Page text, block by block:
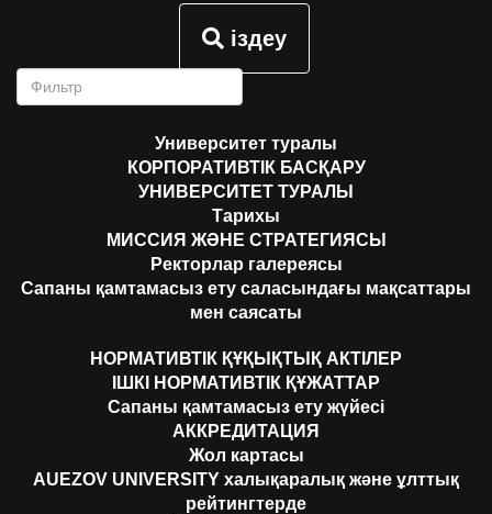
іздеу
Университет туралы
КОРПОРАТИВТІК БАСҚАРУ
УНИВЕРСИТЕТ ТУРАЛЫ
Тарихы
МИССИЯ ЖӘНЕ СТРАТЕГИЯСЫ
Ректорлар галереясы
Сапаны қамтамасыз ету саласындағы мақсаттары
мен саясаты
НОРМАТИВТІК ҚҰҚЫҚТЫҚ АКТІЛЕР
ІШКІ НОРМАТИВТІК ҚҰЖАТТАР
Сапаны қамтамасыз ету жүйесі
АККРЕДИТАЦИЯ
Жол картасы
AUEZOV UNIVERSITY халықаралық және ұлттық
рейтингтерде